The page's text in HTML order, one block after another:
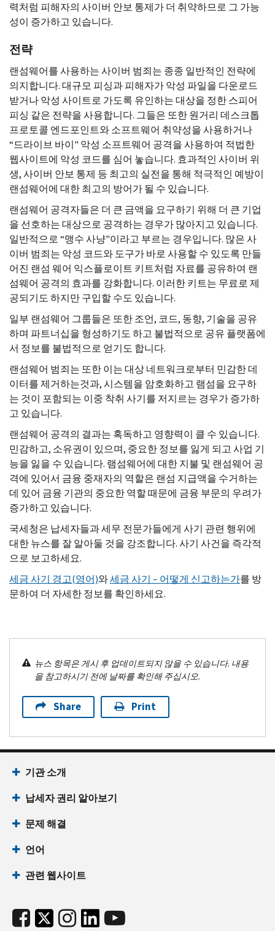
력처럼 피해자의 사이버 안보 통제가 더 취약하므로 그 가능
성이 증가하고 있습니다.
전략
랜섬웨어를 사용하는 사이버 범죄는 종종 일반적인 전략에
의지합니다. 대규모 피싱과 피해자가 악성 파일을 다운로드
받거나 악성 사이트로 가도록 유인하는 대상을 정한 스피어
피싱 같은 전략을 사용합니다. 그들은 또한 원거리 데스크톱
프로토콜 엔드포인트와 소프트웨어 취약성을 사용하거나
“드라이브 바이" 악성 소프트웨어 공격을 사용하여 적법한
웹사이트에 악성 코드를 심어 놓습니다. 효과적인 사이버 위
생, 사이버 안보 통제 등 최고의 실전을 통해 적극적인 예방이
랜섬웨어에 대한 최고의 방어가 될 수 있습니다.
랜섬웨어 공격자들은 더 큰 금액을 요구하기 위해 더 큰 기업
을 선호하는 대상으로 공격하는 경우가 많아지고 있습니다.
일반적으로 “맹수 사냥"이라고 부르는 경우입니다. 많은 사
이버 범죄는 악성 코드와 도구가 바로 사용할 수 있도록 만들
어진 랜섬 웨어 익스플로이트 키트처럼 자료를 공유하여 랜
섬웨어 공격의 효과를 강화합니다. 이러한 키트는 무료로 제
공되기도 하지만 구입할 수도 있습니다.
일부 랜섬웨어 그룹들은 또한 조언, 코드, 동향, 기술을 공유
하며 파트너십을 형성하기도 하고 불법적으로 공유 플랫폼에
서 정보를 불법적으로 얻기도 합니다.
랜섬웨어 범죄는 또한 이는 대상 네트워크로부터 민감한 데
이터를 제거하는것과, 시스템을 암호화하고 램섬을 요구하
는 것이 포함되는 이중 착취 사기를 저지르는 경우가 증가하
고 있습니다.
랜섬웨어 공격의 결과는 혹독하고 영향력이 클 수 있습니다.
민감하고, 소유권이 있으며, 중요한 정보를 잃게 되고 사업 기
능을 잃을 수 있습니다. 램섬웨어에 대한 지불 및 랜섬웨어 공
격에 있어서 금융 중재자의 역할은 랜섬 지급액을 수거하는
데 있어 금융 기관의 중요한 역할 때문에 금융 부문의 우려가
증가하고 있습니다.
국세청은 납세자들과 세무 전문가들에게 사기 관련 행위에
대한 뉴스를 잘 알아둘 것을 강조합니다. 사기 사건을 즉각적
으로 보고하세요.
세금 사기 경고(영어)와세금 사기 – 어떻게 신고하는가를 방
문하여 더 자세한 정보를 확인하세요.
뉴스 항목은 게시 후 업데이트되지 않을 수 있습니다. 내용
을 참고하시기 전에 날짜를 확인해 주십시오.
Share Print
기관 소개
납세자 권리 알아보기
문제 해결
언어
관련 웹사이트